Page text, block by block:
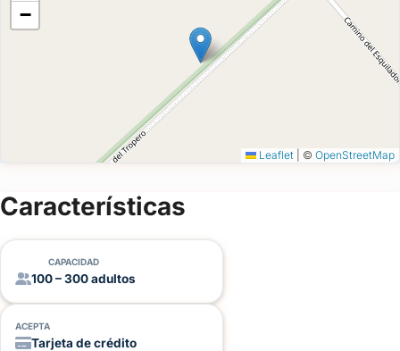
−
Leaflet © OpenStreetMap
Características
CAPACIDAD
100 – 300 adultos
ACEPTA
Tarjeta de crédito